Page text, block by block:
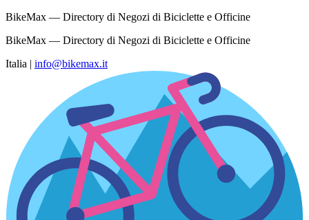
BikeMax — Directory di Negozi di Biciclette e Officine
BikeMax — Directory di Negozi di Biciclette e Officine
Italia | info@bikemax.it